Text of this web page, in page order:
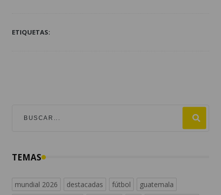
ETIQUETAS:
TEMAS
mundial 2026 destacadas fútbol
guatemala